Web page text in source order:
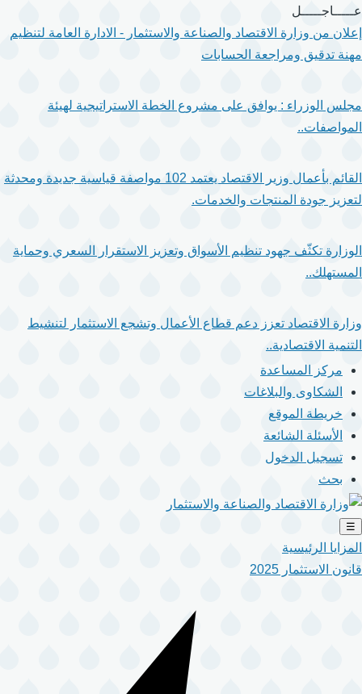
تجاوز
إلى
المحتوى
عـــــاجـــــل
إعلان من وزارة الاقتصاد والصناعة والاستثمار - الادارة العامة لتنظيم
مهنة تدقيق ومراجعة الحسابات
مجلس الوزراء : يوافق على مشروع الخطة الاستراتيجية لهيئة
المواصفات..
القائم بأعمال وزير الاقتصاد يعتمد 102 مواصفة قياسية جديدة ومحدثة
لتعزيز جودة المنتجات والخدمات.
الوزارة تكثّف جهود تنظيم الأسواق وتعزيز الاستقرار السعري وحماية
المستهلك..
وزارة الاقتصاد تعزز دعم قطاع الأعمال وتشجع الاستثمار لتنشيط
التنمية الاقتصادية..
مركز المساعدة
الشكاوى والبلاغات
خريطة الموقع
الأسئلة الشائعة
تسجيل الدخول
بحث
☰
المزايا الرئيسية
قانون الاستثمار 2025